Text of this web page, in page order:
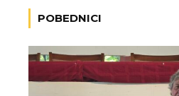
POBEDNICI